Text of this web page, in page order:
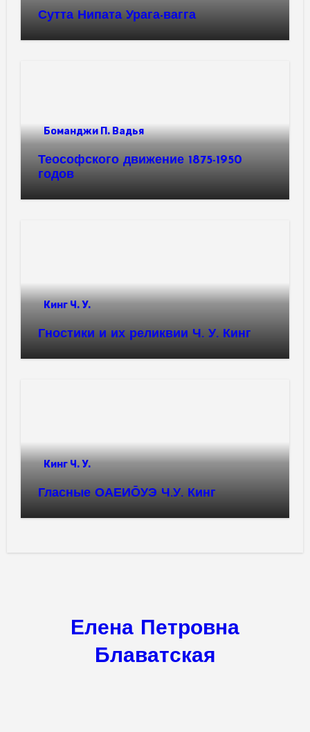
Сутта Нипата Урага-вагга
Боманджи П. Вадья
Теософского движение 1875-1950
годов
Кинг Ч. У.
Гностики и их реликвии Ч. У. Кинг
Кинг Ч. У.
Гласные ОАЕИО̄УЭ Ч.У. Кинг
Елена Петровна
Блаватская